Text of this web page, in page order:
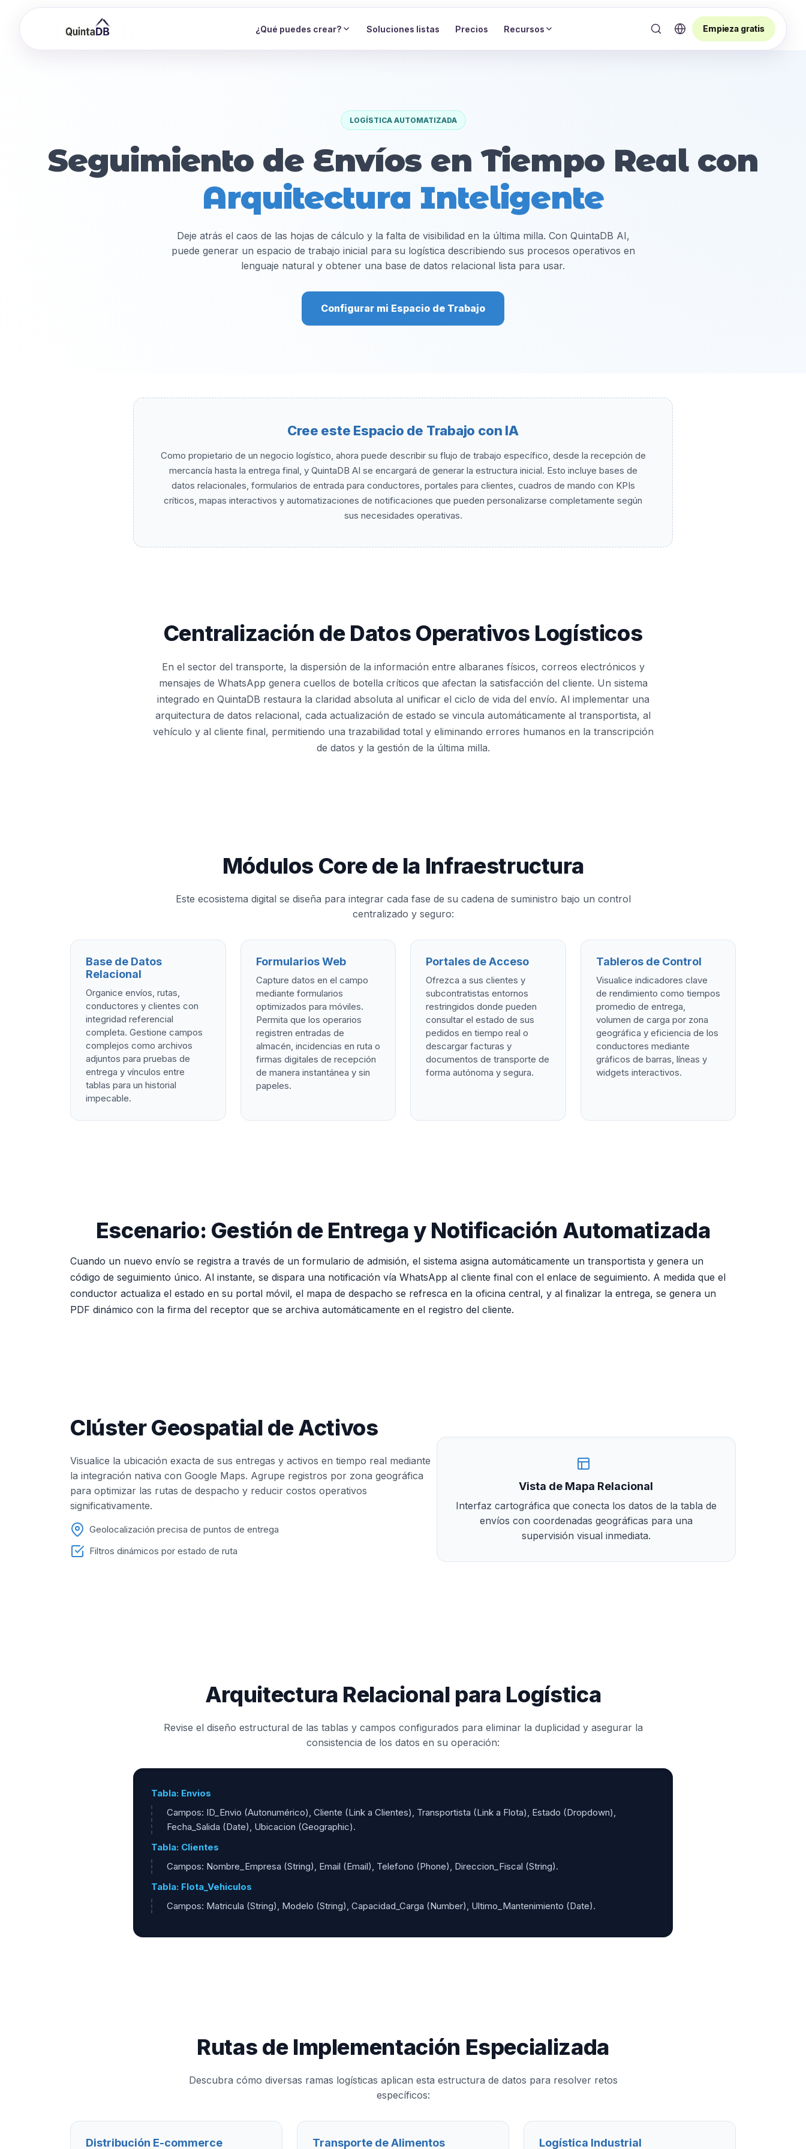
¿Qué puedes crear? Soluciones listas Precios Recursos Empieza gratis
LOGÍSTICA AUTOMATIZADA
Seguimiento de Envíos en Tiempo Real con
Arquitectura Inteligente
Deje atrás el caos de las hojas de cálculo y la falta de visibilidad en la última milla. Con QuintaDB AI,
puede generar un espacio de trabajo inicial para su logística describiendo sus procesos operativos en
lenguaje natural y obtener una base de datos relacional lista para usar.
Configurar mi Espacio de Trabajo
Cree este Espacio de Trabajo con IA
Como propietario de un negocio logístico, ahora puede describir su flujo de trabajo específico, desde la recepción de
mercancía hasta la entrega final, y QuintaDB AI se encargará de generar la estructura inicial. Esto incluye bases de
datos relacionales, formularios de entrada para conductores, portales para clientes, cuadros de mando con KPIs
críticos, mapas interactivos y automatizaciones de notificaciones que pueden personalizarse completamente según
sus necesidades operativas.
Centralización de Datos Operativos Logísticos
En el sector del transporte, la dispersión de la información entre albaranes físicos, correos electrónicos y
mensajes de WhatsApp genera cuellos de botella críticos que afectan la satisfacción del cliente. Un sistema
integrado en QuintaDB restaura la claridad absoluta al unificar el ciclo de vida del envío. Al implementar una
arquitectura de datos relacional, cada actualización de estado se vincula automáticamente al transportista, al
vehículo y al cliente final, permitiendo una trazabilidad total y eliminando errores humanos en la transcripción
de datos y la gestión de la última milla.
Módulos Core de la Infraestructura
Este ecosistema digital se diseña para integrar cada fase de su cadena de suministro bajo un control
centralizado y seguro:
Base de Datos
Relacional
Organice envíos, rutas,
conductores y clientes con
integridad referencial
completa. Gestione campos
complejos como archivos
adjuntos para pruebas de
entrega y vínculos entre
tablas para un historial
impecable.
Formularios Web
Capture datos en el campo
mediante formularios
optimizados para móviles.
Permita que los operarios
registren entradas de
almacén, incidencias en ruta o
firmas digitales de recepción
de manera instantánea y sin
papeles.
Portales de Acceso
Ofrezca a sus clientes y
subcontratistas entornos
restringidos donde pueden
consultar el estado de sus
pedidos en tiempo real o
descargar facturas y
documentos de transporte de
forma autónoma y segura.
Tableros de Control
Visualice indicadores clave
de rendimiento como tiempos
promedio de entrega,
volumen de carga por zona
geográfica y eficiencia de los
conductores mediante
gráficos de barras, líneas y
widgets interactivos.
Escenario: Gestión de Entrega y Notificación Automatizada
Cuando un nuevo envío se registra a través de un formulario de admisión, el sistema asigna automáticamente un transportista y genera un
código de seguimiento único. Al instante, se dispara una notificación vía WhatsApp al cliente final con el enlace de seguimiento. A medida que el
conductor actualiza el estado en su portal móvil, el mapa de despacho se refresca en la oficina central, y al finalizar la entrega, se genera un
PDF dinámico con la firma del receptor que se archiva automáticamente en el registro del cliente.
Clúster Geospatial de Activos
Visualice la ubicación exacta de sus entregas y activos en tiempo real mediante
la integración nativa con Google Maps. Agrupe registros por zona geográfica
para optimizar las rutas de despacho y reducir costos operativos
significativamente.
Geolocalización precisa de puntos de entrega
Filtros dinámicos por estado de ruta
Vista de Mapa Relacional
Interfaz cartográfica que conecta los datos de la tabla de
envíos con coordenadas geográficas para una
supervisión visual inmediata.
Arquitectura Relacional para Logística
Revise el diseño estructural de las tablas y campos configurados para eliminar la duplicidad y asegurar la
consistencia de los datos en su operación:
Tabla: Envios
Campos: ID_Envio (Autonumérico), Cliente (Link a Clientes), Transportista (Link a Flota), Estado (Dropdown),
Fecha_Salida (Date), Ubicacion (Geographic).
Tabla: Clientes
Campos: Nombre_Empresa (String), Email (Email), Telefono (Phone), Direccion_Fiscal (String).
Tabla: Flota_Vehiculos
Campos: Matricula (String), Modelo (String), Capacidad_Carga (Number), Ultimo_Mantenimiento (Date).
Rutas de Implementación Especializada
Descubra cómo diversas ramas logísticas aplican esta estructura de datos para resolver retos
específicos:
Distribución E-commerce Transporte de Alimentos Logística Industrial